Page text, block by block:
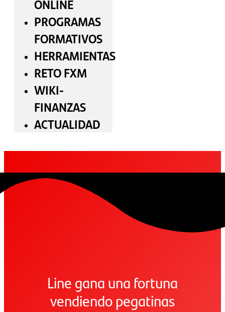
ONLINE
PROGRAMAS
FORMATIVOS
HERRAMIENTAS
RETO FXM
WIKI-
FINANZAS
ACTUALIDAD
Line gana una fortuna
vendiendo pegatinas